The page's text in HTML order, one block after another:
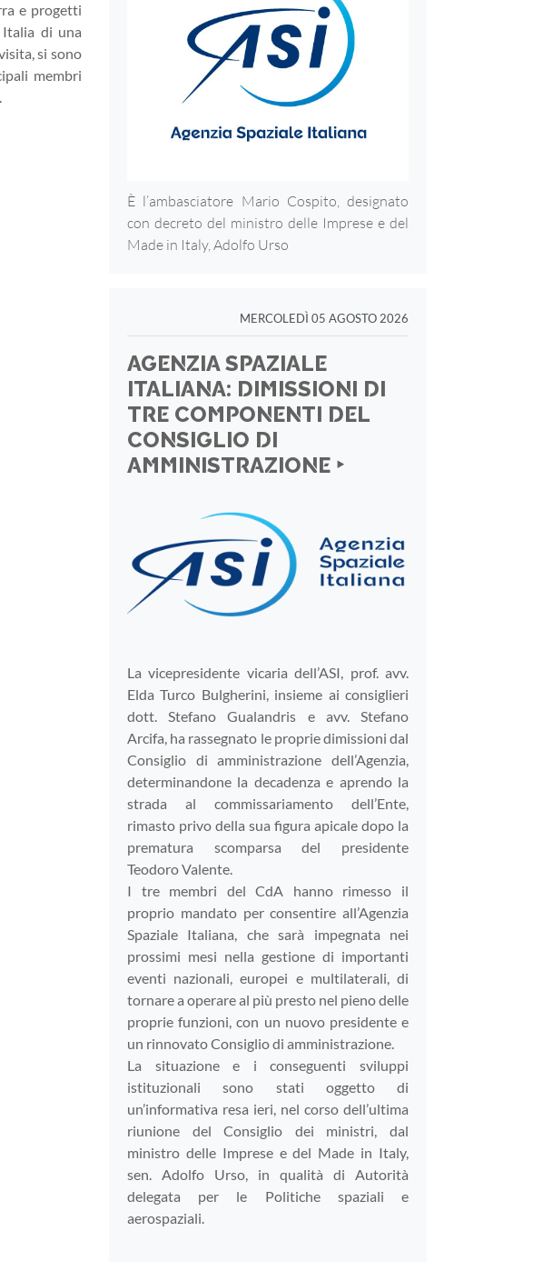
e progetti
di una
si sono
membri
È l’ambasciatore Mario Cospito, designato
con decreto del ministro delle Imprese e del
Made in Italy, Adolfo Urso
MERCOLEDÌ 05 AGOSTO 2026
AGENZIA SPAZIALE
ITALIANA: DIMISSIONI DI
TRE COMPONENTI DEL
CONSIGLIO DI
AMMINISTRAZIONE ‣
La vicepresidente vicaria dell’ASI, prof. avv.
Elda Turco Bulgherini, insieme ai consiglieri
dott. Stefano Gualandris e avv. Stefano
Arcifa, ha rassegnato le proprie dimissioni dal
Consiglio di amministrazione dell’Agenzia,
determinandone la decadenza e aprendo la
strada al commissariamento dell’Ente,
rimasto privo della sua figura apicale dopo la
prematura scomparsa del presidente
Teodoro Valente.
I tre membri del CdA hanno rimesso il
proprio mandato per consentire all’Agenzia
Spaziale Italiana, che sarà impegnata nei
prossimi mesi nella gestione di importanti
eventi nazionali, europei e multilaterali, di
tornare a operare al più presto nel pieno delle
proprie funzioni, con un nuovo presidente e
un rinnovato Consiglio di amministrazione.
La situazione e i conseguenti sviluppi
istituzionali sono stati oggetto di
un’informativa resa ieri, nel corso dell’ultima
riunione del Consiglio dei ministri, dal
ministro delle Imprese e del Made in Italy,
sen. Adolfo Urso, in qualità di Autorità
delegata per le Politiche spaziali e
aerospaziali.